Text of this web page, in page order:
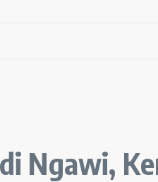
Ngawi,